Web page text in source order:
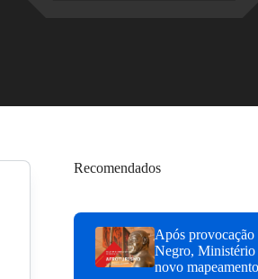
Recomendados
Após provocação
Negro,
novo